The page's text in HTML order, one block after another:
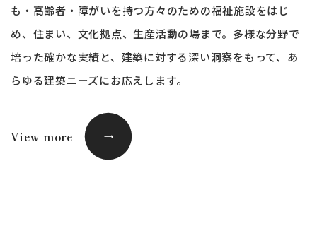
も・高齢者・障がいを持つ方々のための福祉施設をはじ
め、 住まい、文化拠点、生産活動の場まで。多様な分野で
培った確かな実績と、 建築に対する深い洞察をもって、あ
らゆる建築ニーズにお応えします。
View more →
→